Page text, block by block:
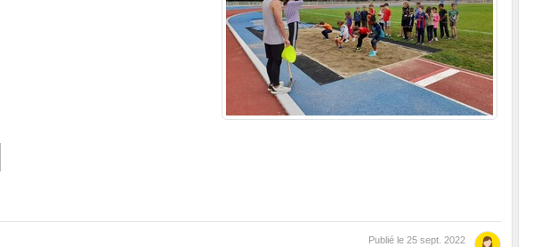
Publié le 25 sept. 2022